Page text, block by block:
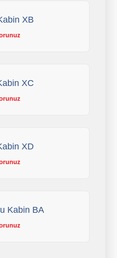
XB
XC
XD
Kabin BA